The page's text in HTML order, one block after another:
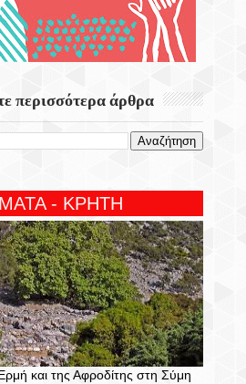
περισσότερα άρθρα
- ΚΡΗΤΗ
και της Αφροδίτης στη Σύμη